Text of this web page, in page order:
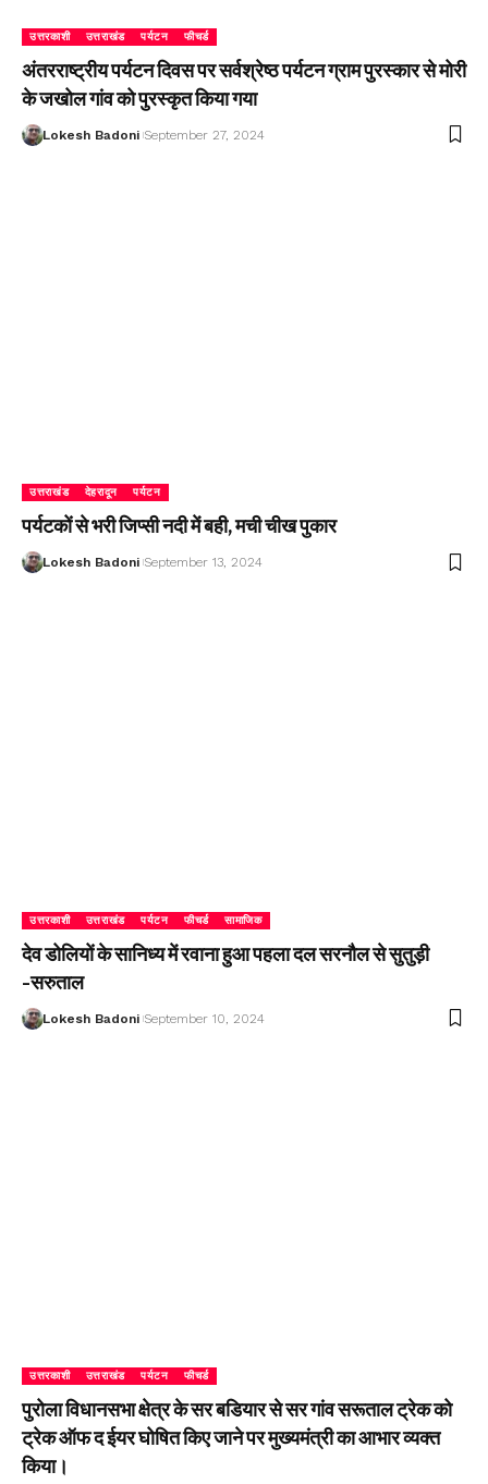
उत्तरकाशी उत्तराखंड पर्यटन फीचर्ड
अंतरराष्ट्रीय पर्यटन दिवस पर सर्वश्रेष्ठ पर्यटन ग्राम पुरस्कार से मोरी
के जखोल गांव को पुरस्कृत किया गया
Lokesh Badoni September 27, 2024
उत्तराखंड देहरादून पर्यटन
पर्यटकों से भरी जिप्सी नदी में बही, मची चीख पुकार
Lokesh Badoni September 13, 2024
उत्तरकाशी उत्तराखंड पर्यटन फीचर्ड सामाजिक
देव डोलियों के सानिध्य में रवाना हुआ पहला दल सरनौल से सुतुड़ी
-सरुताल
Lokesh Badoni September 10, 2024
उत्तरकाशी उत्तराखंड पर्यटन फीचर्ड
पुरोला विधानसभा क्षेत्र के सर बडियार से सर गांव सरूताल ट्रेक को
ट्रेक ऑफ द ईयर घोषित किए जाने पर मुख्यमंत्री का आभार व्यक्त
किया।